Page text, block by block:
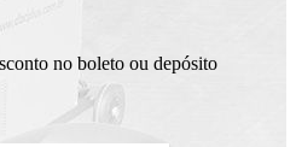
no boleto ou depósito